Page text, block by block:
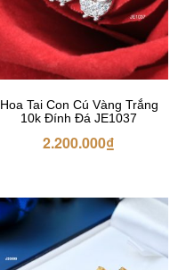
Hoa Tai Con Cú Vàng Trắng
10k Đính Đá JE1037
2.200.000₫